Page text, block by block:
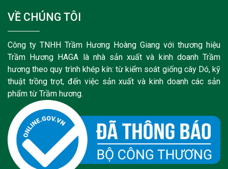
VỀ CHÚNG TÔI
Công ty TNHH Trầm Hương Hoàng Giang với thương hiệu
Trầm Hương HAGA là nhà sản xuất và kinh doanh Trầm
hương theo quy trình khép kín: từ kiểm soát giống cây Dó, kỹ
thuật trồng trọt, đến việc sản xuất và kinh doanh các sản
phẩm từ Trầm hương.